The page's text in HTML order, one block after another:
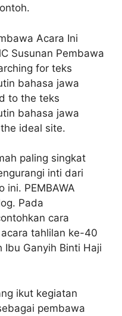
Acara Ini
Susunan Pembawa
for teks
bahasa jawa
to the teks
bahasa jawa
ideal site.
paling singkat
inti dari
ini. PEMBAWA
Pada
cara
tahlilan ke-40
Ganyih Binti Haji
ikut kegiatan
pembawa